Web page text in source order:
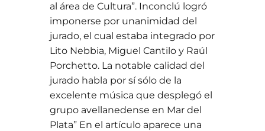
al área de Cultura”. Inconclú logró
imponerse por unanimidad del
jurado, el cual estaba integrado por
Lito Nebbia, Miguel Cantilo y Raúl
Porchetto. La notable calidad del
jurado habla por sí sólo de la
excelente música que desplegó el
grupo avellanedense en Mar del
Plata” En el artículo aparece una